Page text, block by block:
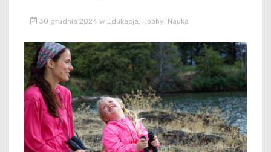
30 grudnia 2024 w Edukacja Hobby Nauka